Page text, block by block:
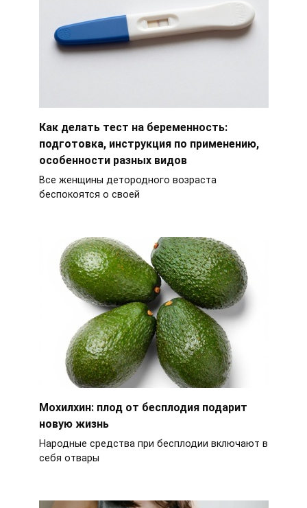
Как делать тест на беременность:
подготовка, инструкция по применению,
особенности разных видов
Все женщины детородного возраста
беспокоятся о своей
Мохилхин: плод от бесплодия подарит
новую жизнь
Народные средства при бесплодии включают в
себя отвары